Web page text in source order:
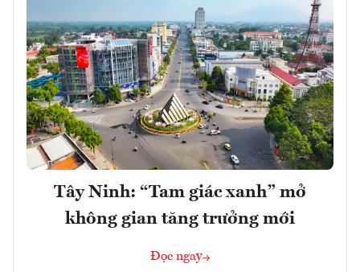
Tây Ninh: “Tam giác xanh” mở
không gian tăng trưởng mới
Đọc ngay